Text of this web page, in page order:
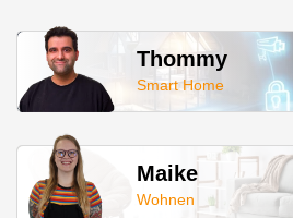
Thommy
Smart Home
Maike
Wohnen